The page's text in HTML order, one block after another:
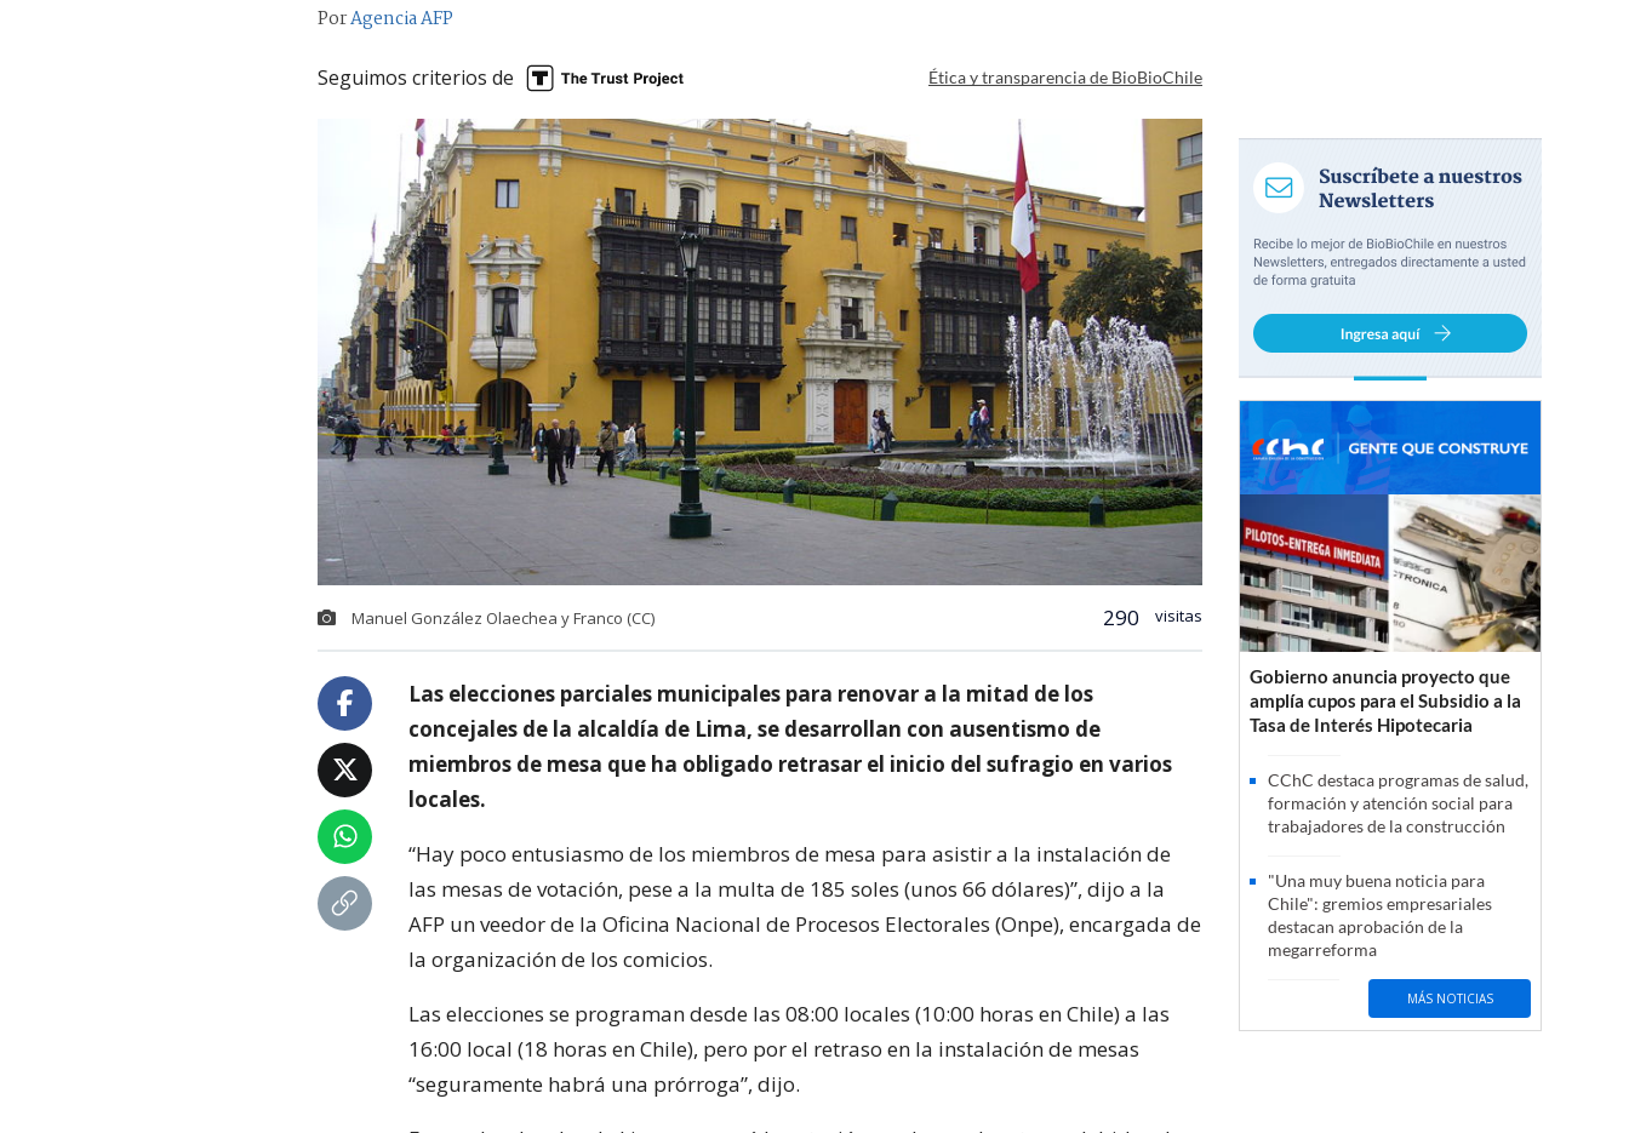
PorAgencia AFP
Seguimos criterios de Ética y transparencia de BioBioChile
Manuel González Olaechea y Franco (CC) 290 visitas
Las elecciones parciales municipales para renovar a la mitad de los
concejales de la alcaldía de Lima, se desarrollan con ausentismo de
miembros de mesa que ha obligado retrasar el inicio del sufragio en varios
locales.
“Hay poco entusiasmo de los miembros de mesa para asistir a la instalación de
las mesas de votación, pese a la multa de 185 soles (unos 66 dólares)”, dijo a la
AFP un veedor de la Oficina Nacional de Procesos Electorales (Onpe), encargada de
la organización de los comicios.
Las elecciones se programan desde las 08:00 locales (10:00 horas en Chile) a las
16:00 local (18 horas en Chile), pero por el retraso en la instalación de mesas
“seguramente habrá una prórroga”, dijo.
Gobierno anuncia proyecto que
amplía cupos para el Subsidio a la
Tasa de Interés Hipotecaria
CChC destaca programas de salud,
formación y atención social para
trabajadores de la construcción
"Una muy buena noticia para
Chile": gremios empresariales
destacan aprobación de la
megarreforma
MÁS NOTICIAS